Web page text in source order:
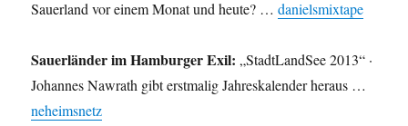
Sauerland vor einem Monat und heute? …danielsmixtape
Sauerländer im Hamburger Exil: „StadtLandSee 2013“ ·
Johannes Nawrath gibt erstmalig Jahreskalender heraus …
neheimsnetz